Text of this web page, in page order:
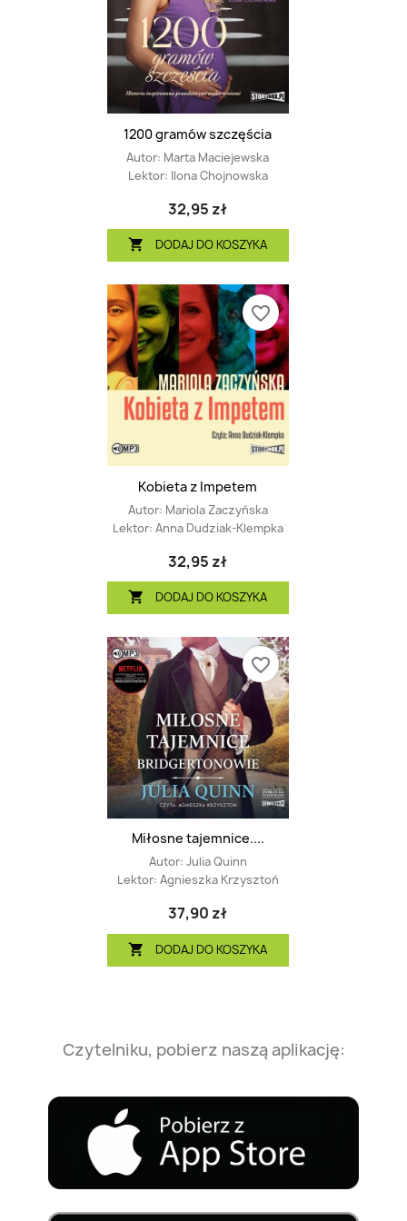
1200 gramów szczęścia
Autor: Marta Maciejewska
Lektor: Ilona Chojnowska
32,95 zł
 DODAJ DO KOSZYKA
Kobieta z Impetem
Autor: Mariola Zaczyńska
Lektor: Anna Dudziak-Klempka
32,95 zł
 DODAJ DO KOSZYKA
favorite_border
Miłosne tajemnice....
Autor: Julia Quinn
Lektor: Agnieszka Krzysztoń
37,90 zł
 DODAJ DO KOSZYKA
favorite_border
Czytelniku, pobierz naszą aplikację: